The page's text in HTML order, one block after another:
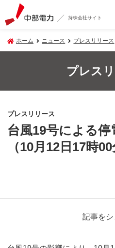
持株会社サイト
ホーム ニュース プレスリリース
プレス
プレスリリース
台風19号による停
（10月12日17時00
記事をシ